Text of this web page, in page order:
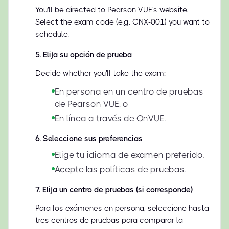
You'll be directed to Pearson VUE's website.
Select the exam code (e.g. CNX-001) you want to
schedule.
5. Elija su opción de prueba
Decide whether you'll take the exam:
En persona en un centro de pruebas
de Pearson VUE, o
En línea a través de OnVUE.
6. Seleccione sus preferencias
Elige tu idioma de examen preferido.
Acepte las políticas de pruebas.
7. Elija un centro de pruebas (si corresponde)
Para los exámenes en persona, seleccione hasta
tres centros de pruebas para comparar la